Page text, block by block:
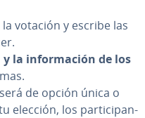
votación y escribe las
la in­fo­r­ma­ción de los
de opción única o
elección, los pa­r­ti­ci­pa­n­